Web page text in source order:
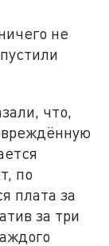
не
что,
по
плата за
за три